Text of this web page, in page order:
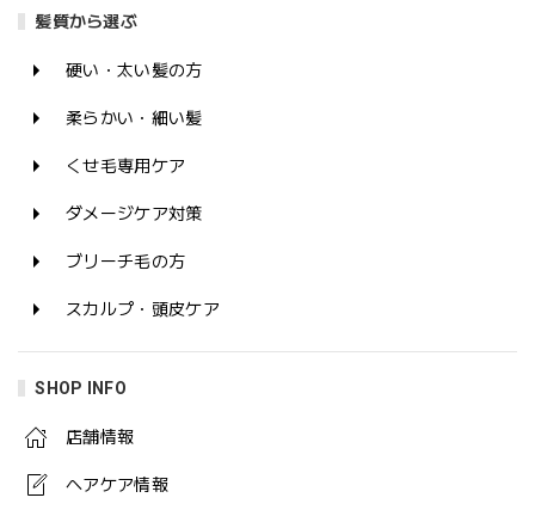
髪質から選ぶ
硬い・太い髪の方
柔らかい・細い髪
くせ毛専用ケア
ダメージケア対策
ブリーチ毛の方
スカルプ・頭皮ケア
SHOP INFO
店舗情報
ヘアケア情報